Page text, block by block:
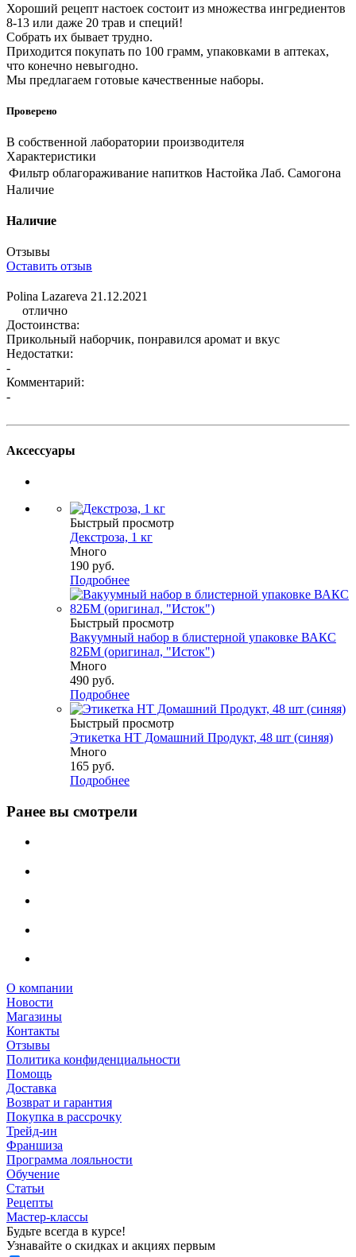
Хороший рецепт настоек состоит из множества ингредиентов
8-13 или даже 20 трав и специй!
Собрать их бывает трудно.
Приходится покупать по 100 грамм, упаковками в аптеках,
что конечно невыгодно.
Мы предлагаем готовые качественные наборы.
Проверено
В собственной лаборатории производителя
Характеристики
Фильтр облагораживание напитков Настойка Лаб. Самогона
Наличие
Наличие
Отзывы
Оставить отзыв
Polina Lazareva 21.12.2021
отлично
Достоинства:
Прикольный наборчик, понравился аромат и вкус
Недостатки:
-
Комментарий:
-
Аксессуары
Быстрый просмотр
Декстроза, 1 кг
Много
190 руб.
Подробнее
Быстрый просмотр
Вакуумный набор в блистерной упаковке ВАКС
82БМ (оригинал, "Исток")
Много
490 руб.
Подробнее
Быстрый просмотр
Этикетка НТ Домашний Продукт, 48 шт (синяя)
Много
165 руб.
Подробнее
Ранее вы смотрели
О компании
Новости
Магазины
Контакты
Отзывы
Политика конфиденциальности
Помощь
Доставка
Возврат и гарантия
Покупка в рассрочку
Трейд-ин
Франшиза
Программа лояльности
Обучение
Статьи
Рецепты
Мастер-классы
Будьте всегда в курсе!
Узнавайте о скидках и акциях первым